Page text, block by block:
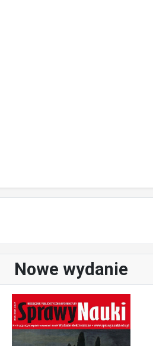
Nowe wydanie